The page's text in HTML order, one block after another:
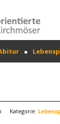
equivalent
2"? in
forte2/
Kategorie: